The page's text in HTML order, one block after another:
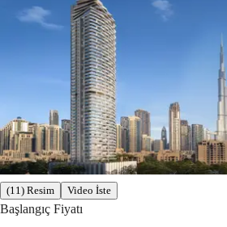
(11) Resim Video İste
Başlangıç Fiyatı